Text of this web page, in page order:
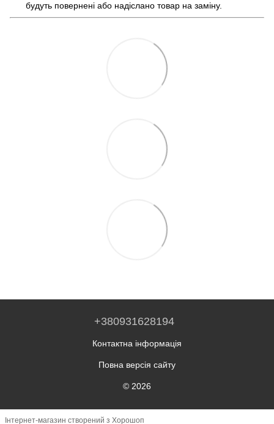
будуть повернені або надіслано товар на заміну.
+380931628194
Контактна інформація
Повна версія сайту
© 2026
Інтернет-магазин створений з Хорошоп